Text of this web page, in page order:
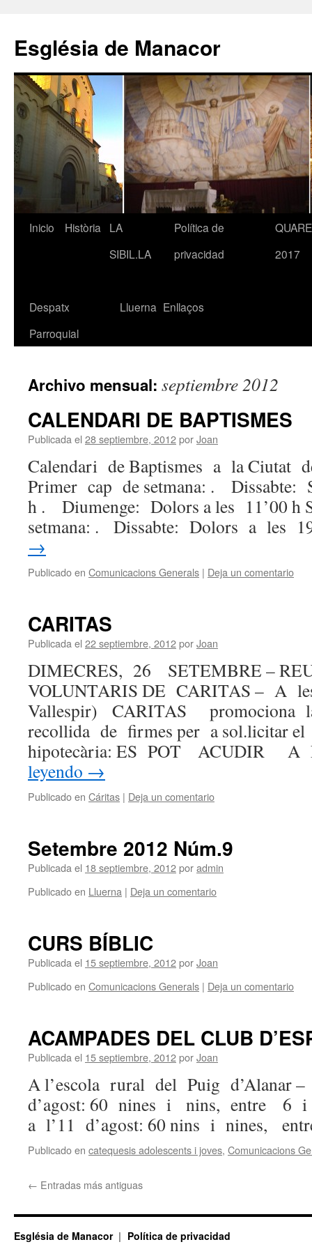
contenido
Església de Manacor
Inicio Història
LA
SIBIL.LA
Política de
privacidad
2017
Despatx
Parroquial
Lluerna Enllaços
Archivo mensual: septiembre 2012
CALENDARI DE BAPTISMES
Publicada el 28 septiembre, 2012porJoan
Calendari de Baptismes a la
Primer cap de setmana: . Dissabte:
h . Diumenge: Dolors a les 11’00 h
setmana: . Dissabte: Dolors a les
→
Publicado en Comunicacions Generals | Deja un comentario
CARITAS
Publicada el 22 septiembre, 2012porJoan
DIMECRES, 26 SETEMBRE –
VOLUNTARIS DE CARITAS – A
Vallespir) CARITAS promociona
recollida de firmes per a
hipotecària: ES POT ACUDIR
leyendo →
Publicado en Cáritas | Deja un comentario
Setembre 2012 Núm.9
Publicada el 18 septiembre, 2012poradmin
Publicado en Lluerna | Deja un comentario
CURS BÍBLIC
Publicada el 15 septiembre, 2012porJoan
Publicado en Comunicacions Generals | Deja un comentario
ACAMPADES DEL CLUB
Publicada el 15 septiembre, 2012porJoan
A l’escola rural del Puig
d’agost: 60 nines i nins, entre
a l’11 d’agost: 60 nins i nines,
Publicado en catequesis adolescents i joves, Comunicacions
← Entradas más antiguas
Església de Manacor Política de privacidad